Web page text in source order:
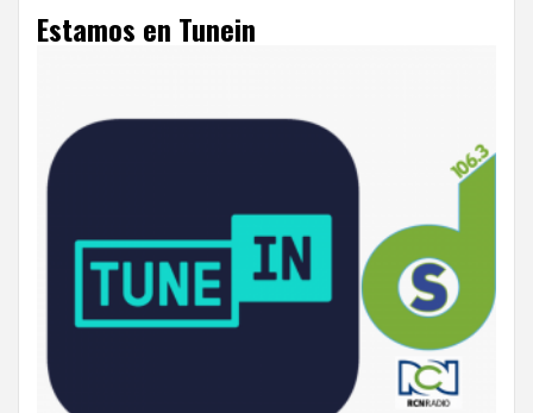
Estamos en Tunein